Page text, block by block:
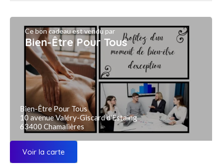
Ce bon cadeau est vendu par
Bien-Être Pour Tous
Bien-Être Pour Tous
10 avenue Valéry-Giscard d'Estaing
63400 Chamalières
Voir la carte